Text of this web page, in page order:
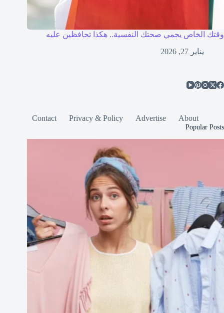
وقتك الخاص يحمي صحتك النفسية.. هكذا تحافظين عليه
يناير 27, 2026
About
Advertise
Privacy & Policy
Contact
Popular Posts